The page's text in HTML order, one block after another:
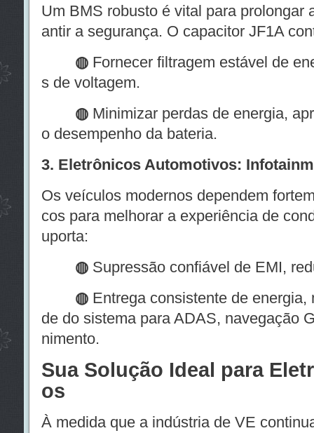
Um BMS robusto é vital para prolongar
antir a segurança. O capacitor JF1A
◍ Fornecer filtragem estável de
s de voltagem.
◍ Minimizar perdas de energia,
o desempenho da bateria.
3. Eletrônicos Automotivos:
Os veículos modernos dependem
cos para melhorar a experiência de
uporta:
◍ Supressão confiável de EMI,
◍ Entrega consistente de
de do sistema para ADAS, navegação
nimento.
Sua Solução Ideal para
os
À medida que a indústria de VE